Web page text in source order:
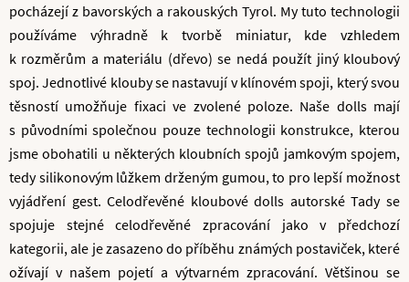
pocházejí z bavorských a rakouských Tyrol. My tuto technologii
používáme výhradně k tvorbě miniatur, kde vzhledem
k rozměrům a materiálu (dřevo) se nedá použít jiný kloubový
spoj. Jednotlivé klouby se nastavují v klínovém spoji, který svou
těsností umožňuje fixaci ve zvolené poloze. Naše dolls mají
s původními společnou pouze technologii konstrukce, kterou
jsme obohatili u některých kloubních spojů jamkovým spojem,
tedy silikonovým lůžkem drženým gumou, to pro lepší možnost
vyjádření gest. Celodřevěné kloubové dolls autorské Tady se
spojuje stejné celodřevěné zpracování jako v předchozí
kategorii, ale je zasazeno do příběhu známých postaviček, které
ožívají v našem pojetí a výtvarném zpracování. Většinou se